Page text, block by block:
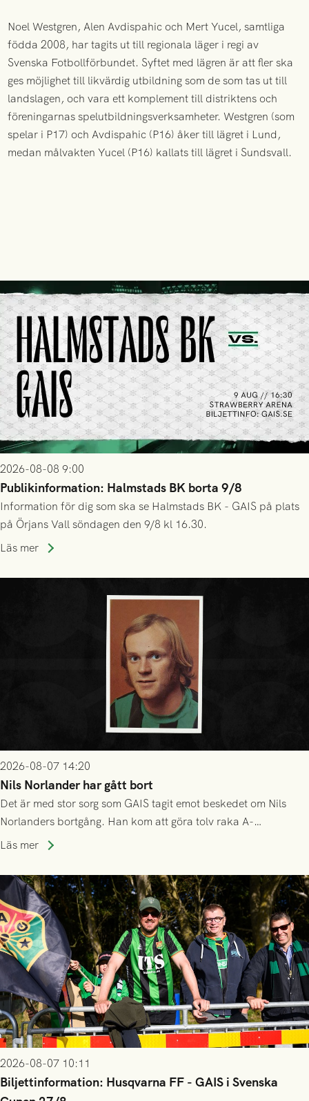
Noel Westgren, Alen Avdispahic och Mert Yucel, samtliga
födda 2008, har tagits ut till regionala läger i regi av
Svenska Fotbollförbundet. Syftet med lägren är att fler ska
ges möjlighet till likvärdig utbildning som de som tas ut till
landslagen, och vara ett komplement till distriktens och
föreningarnas spelutbildningsverksamheter. Westgren (som
spelar i P17) och Avdispahic (P16) åker till lägret i Lund,
medan målvakten Yucel (P16) kallats till lägret i Sundsvall.
2026-08-08 9:00
Publikinformation: Halmstads BK borta 9/8
Information för dig som ska se Halmstads BK - GAIS på plats
på Örjans Vall söndagen den 9/8 kl 16.30.
Läs mer
2026-08-07 14:20
Nils Norlander har gått bort
Det är med stor sorg som GAIS tagit emot beskedet om Nils
Norlanders bortgång. Han kom att göra tolv raka A-
lagssäsonger i Grönsvart och är en av få spelare som i GAIS
Läs mer
2026-08-07 10:11
Biljettinformation: Husqvarna FF - GAIS i Svenska